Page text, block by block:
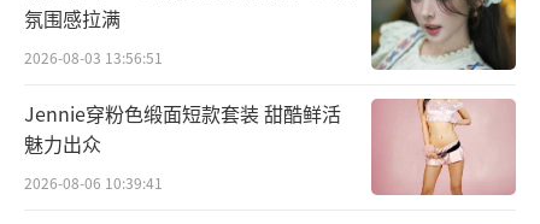
因为这些歌写的都是我的生活感受。即使它们
可能不像主打歌一样被关注、传唱，可是那都
是我，各种不同时期、不同情境、不同面向的
我，甚至是更真实的我。”对蔡健雅来说，这
轮演出是一次往内探索的实践计划，不想只是
氛围感拉满
2026-08-03 13:56:51
Jennie穿粉色缎面短款套装 甜酷鲜活
魅力出众
2026-08-06 10:39:41